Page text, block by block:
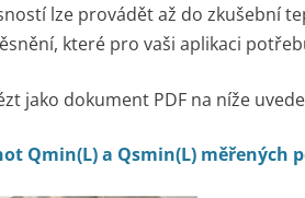
lze provádět až do zkušební
které pro vaši aplikaci
jako dokument PDF na níže
Qmin(L) a Qsmin(L) měřených